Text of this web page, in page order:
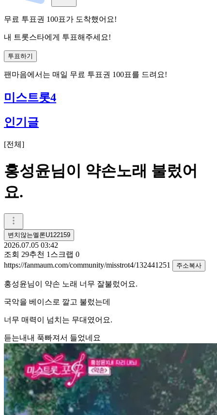
무료 투표권 100표가 도착했어요!
내 트롯스타에게 투표해주세요!
투표하기
팬마음에서는 매일 무료 투표권 100표를 드려요!
미스트롯4
인기글
[전체 ]
홍성윤님이 약손노래 불렀어
요.
변치않는멜론U122159
2026.07.05 03:42
조회 29추천 1 스크랩 0
https://fanmaum.com/community/misstrot4/132441251
주소복사
홍성윤님이 약손 노래 너무 잘불렀어요.
국악을 베이스로 깔고 불렀는데
너무 매력이 넘치는 무대였어요.
듣는내내 푹빠져서 들었네요